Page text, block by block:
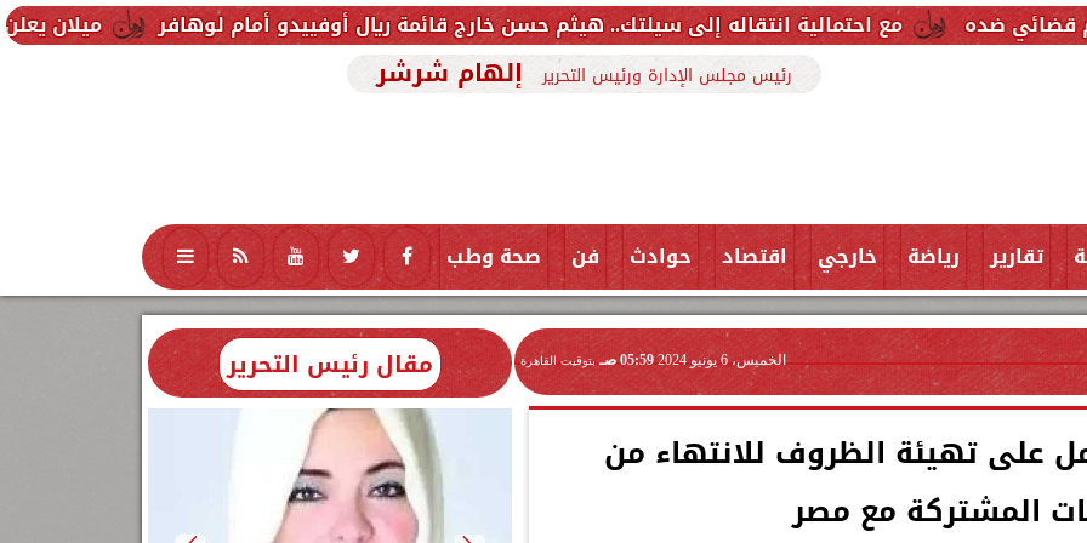
ميلان يعلن فسخ عقد مع احتمالية انتقاله إلى سيلتك.. هيثم حسن خارج قائمة ريال أوفييدو أمام لوهافر
رئيس مجلس الإدارة ورئيس التحرير إلهام شرشر
تقارير رياضة خارجي اقتصاد حوادث فن صحة وطب تكنولوجيا منوعات محافظات
الخميس، 6 يونيو 2024 05:59 صـ بتوقيت القاهرة
على تهيئة الظروف للانتهاء من
المشتركة مع مصر
مقال رئيس التحرير